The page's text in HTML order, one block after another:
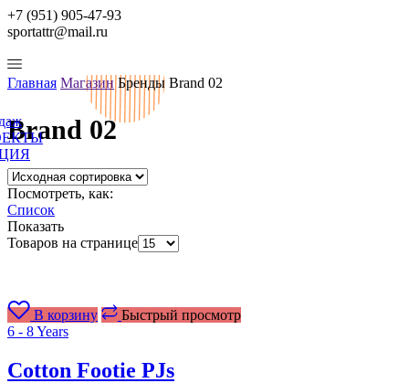
+7 (951) 905-47-93
sportattr@mail.ru
Главная Магазин Бренды Brand 02
Brand 02
Посмотреть, как:
Список
Показать
Товаров на странице
В корзину
Быстрый просмотр
6 - 8 Years
Cotton Footie PJs